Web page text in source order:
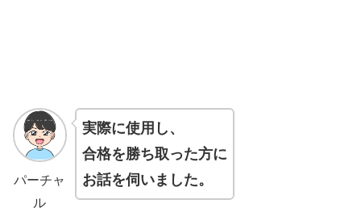
パーチャ
ル
実際に使用し、
合格を勝ち取った方に
お話を伺いました。